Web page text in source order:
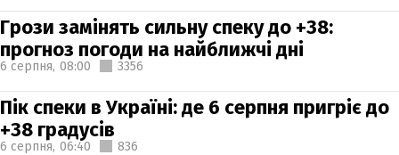
Грози замінять сильну спеку до +38:
прогноз погоди на найближчі дні
6 серпня, 08:00 3356
Пік спеки в Україні: де 6 серпня пригріє до
+38 градусів
6 серпня, 06:40 836